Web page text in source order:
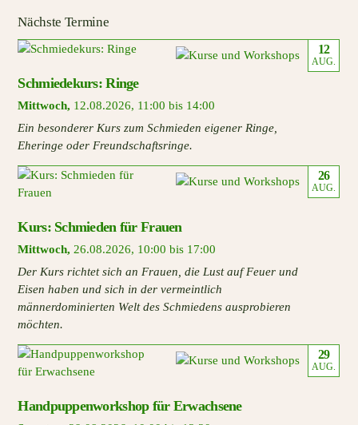
Nächste Termine
Schmiedekurs: Ringe
Mittwoch, 12.08.2026, 11:00 bis 14:00
Ein besonderer Kurs zum Schmieden eigener Ringe,
Eheringe oder Freundschaftsringe.
12
AUG.
Kurs: Schmieden für Frauen
Mittwoch, 26.08.2026, 10:00 bis 17:00
Der Kurs richtet sich an Frauen, die Lust auf Feuer und
Eisen haben und sich in der vermeintlich
männerdominierten Welt des Schmiedens ausprobieren
möchten.
26
AUG.
Handpuppenworkshop für Erwachsene
29
AUG.